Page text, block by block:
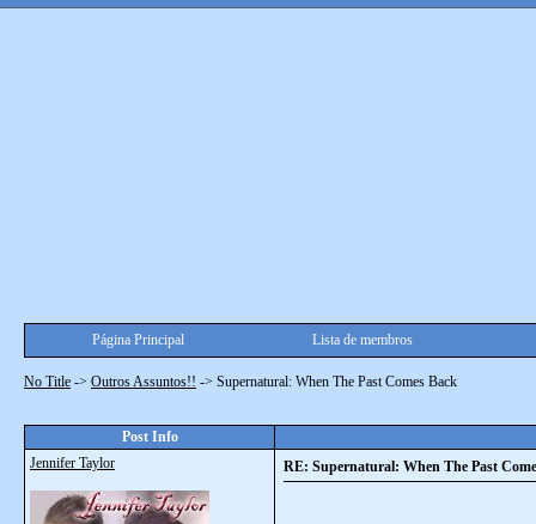
Página Principal Lista de membros
No Title -> Outros Assuntos!! -> Supernatural: When The Past Comes Back
Post Info
Jennifer Taylor
RE: Supernatural: When The Past